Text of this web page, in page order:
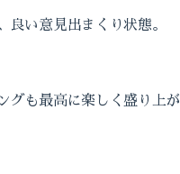
い意見出まくり状態。
グも最高に楽しく盛り上が